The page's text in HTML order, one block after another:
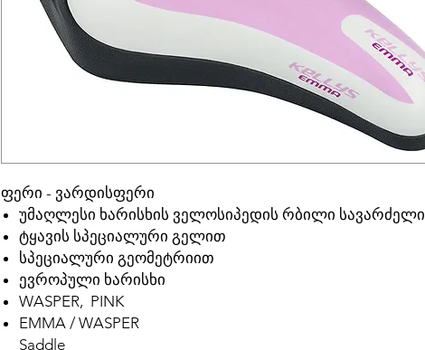
ფერი - ვარდისფერი
უმაღლესი ხარისხის ველოსიპედის რბილი სავარძელი
ტყავის სპეციალური გელით
სპეციალური გეომეტრიით
ევროპული ხარისხი
WASPER, PINK
EMMA / WASPER
Saddle